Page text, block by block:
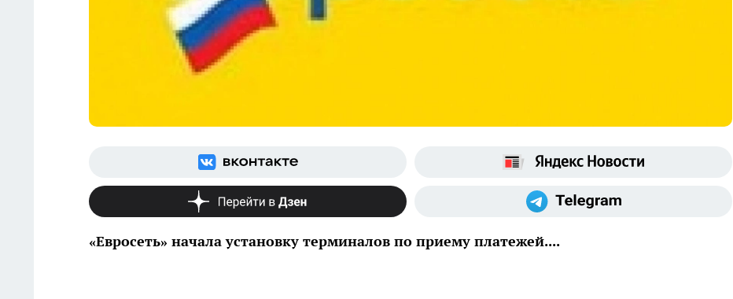
«Евросеть» начала установку терминалов по приему платежей....